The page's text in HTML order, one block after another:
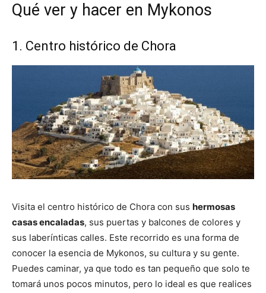
Qué ver y hacer en Mykonos
1. Centro histórico de Chora
Visita el centro histórico de Chora con sus hermosas
casas encaladas, sus puertas y balcones de colores y
sus laberínticas calles. Este recorrido es una forma de
conocer la esencia de Mykonos, su cultura y su gente.
Puedes caminar, ya que todo es tan pequeño que solo te
tomará unos pocos minutos, pero lo ideal es que realices